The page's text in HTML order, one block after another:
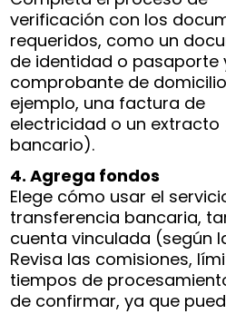
verificación con los
requeridos, como un
de identidad o pasaporte
comprobante de
ejemplo, una factura de
electricidad o un extracto
bancario).
4. Agrega fondos
Elege cómo usar el
transferencia bancaria,
cuenta vinculada (según
Revisa las comisiones,
tiempos de
de confirmar, ya que